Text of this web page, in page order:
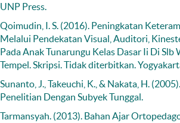
UNP Press.
Qoimudin, I. S. (2016). Peningkatan
Melalui Pendekatan Visual, Auditori,
Pada Anak Tunarungu Kelas Dasar Ii Di Slb
Tempel. Skripsi. Tidak diterbitkan.
Sunanto, J., Takeuchi, K., & Nakata, H.
Penelitian Dengan Subyek Tunggal.
Tarmansyah. (2013). Bahan Ajar